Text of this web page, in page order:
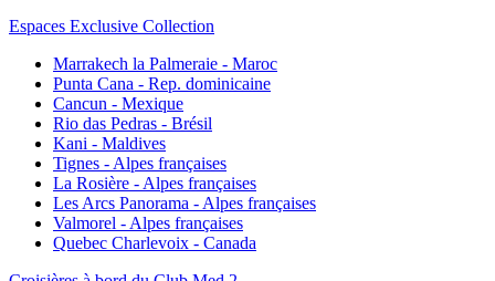
Espaces Exclusive Collection
Marrakech la Palmeraie - Maroc
Punta Cana - Rep. dominicaine
Cancun - Mexique
Rio das Pedras - Brésil
Kani - Maldives
Tignes - Alpes françaises
La Rosière - Alpes françaises
Les Arcs Panorama - Alpes françaises
Valmorel - Alpes françaises
Quebec Charlevoix - Canada